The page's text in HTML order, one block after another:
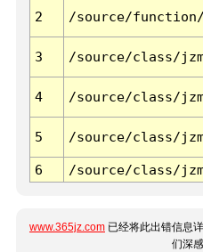
2 /source/
3 /source/class/
4 /source/class/
5 /source/class/
6 /source/class/
www.365jz.com 已经将此出错信息
们深